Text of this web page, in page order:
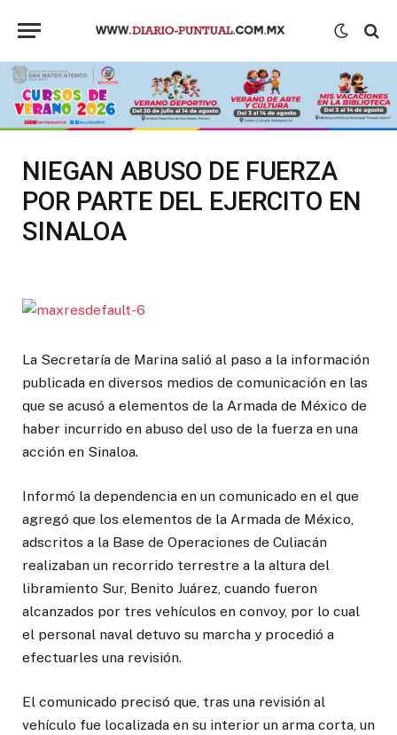
NIEGAN ABUSO DE FUERZA
POR PARTE DEL EJERCITO EN
SINALOA
La Secretaría de Marina salió al paso a la información
publicada en diversos medios de comunicación en las
que se acusó a elementos de la Armada de México de
haber incurrido en abuso del uso de la fuerza en una
acción en Sinaloa.
Informó la dependencia en un comunicado en el que
agregó que los elementos de la Armada de México,
adscritos a la Base de Operaciones de Culiacán
realizaban un recorrido terrestre a la altura del
libramiento Sur, Benito Juárez, cuando fueron
alcanzados por tres vehículos en convoy, por lo cual
el personal naval detuvo su marcha y procedió a
efectuarles una revisión.
El comunicado precisó que, tras una revisión al
vehículo fue localizada en su interior un arma corta, un